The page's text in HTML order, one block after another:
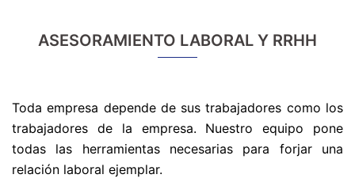
ASESORAMIENTO LABORAL Y RRHH
Toda empresa depende de sus trabajadores como los
trabajadores de la empresa. Nuestro equipo pone
todas las herramientas necesarias para forjar una
relación laboral ejemplar.